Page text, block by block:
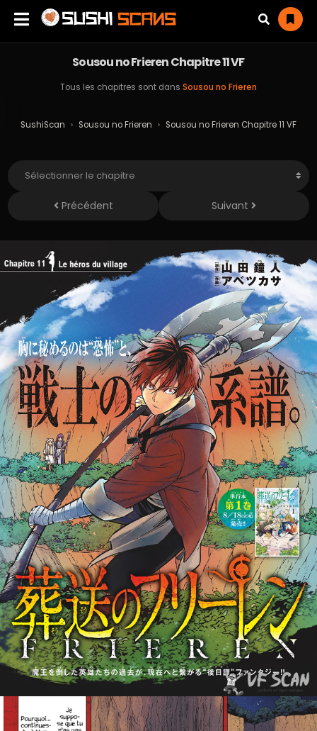
Sousou no Frieren Chapitre 11 VF
Tous les chapitres sont dans Sousou no Frieren
SushiScan › Sousou no Frieren › Sousou no Frieren Chapitre 11 VF
Précédent Suivant